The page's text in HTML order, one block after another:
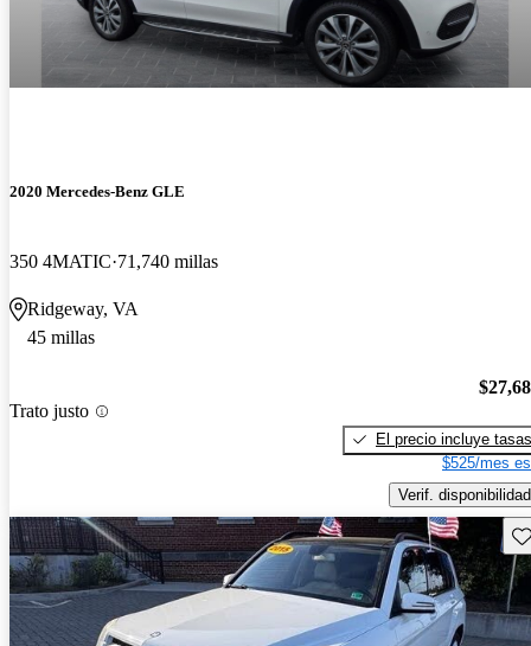
2020 Mercedes-Benz GLE
350 4MATIC 71,740 millas
Ridgeway, VA
45 millas
Trato justo
El precio incluye tasas
$525/mes
Verif. disponibilidad